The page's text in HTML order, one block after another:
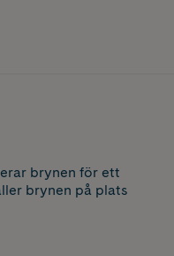
brynen för ett
brynen på plats